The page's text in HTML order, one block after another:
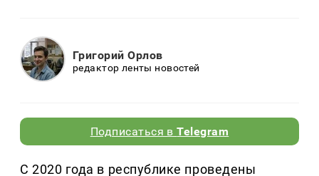
Григорий Орлов
редактор ленты новостей
Подписаться вTelegram
С 2020 года в республике проведены